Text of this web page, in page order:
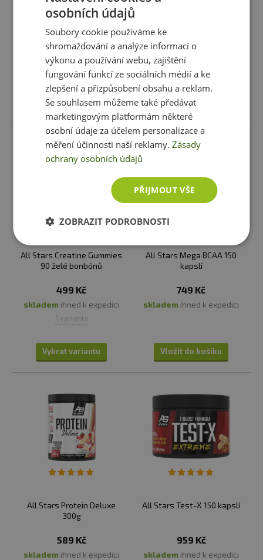
All Stars Vegan Plant Based
Protein 45 g
49 Kč
skladem
1 varianta
Vybrat variantu
All Stars Zell Tech 1500 g
Vybrat variantu
All Stars Creatine Gummies
90 želé bonbónů
499 Kč
skladem ihned k expedici
1 varianta
Vybrat variantu
All Stars Mega BCAA 150
kapslí
749 Kč
skladem ihned k expedici
Vložit do košíku
All Stars Protein Deluxe
300g
589 Kč
skladem ihned k expedici
All Stars Test-X 150 kapslí
959 Kč
skladem ihned k expedici
osobních údajů
Soubory cookie používáme ke
shromažďování a analýze informací o
výkonu a používání webu, zajištění
fungování funkcí ze sociálních médií a ke
zlepšení a přizpůsobení obsahu a reklam.
Se souhlasem můžeme také předávat
marketingovým platformám některé
osobní údaje za účelem personalizace a
měření účinnosti naší reklamy.Zásady
ochrany osobních údajů
PŘIJMOUT VŠE
ZOBRAZIT PODROBNOSTI